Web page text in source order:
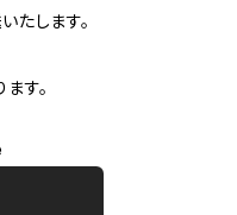
します。
す。